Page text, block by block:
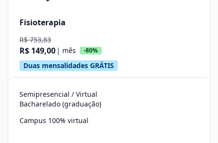
Fisioterapia
R$ 753,83
R$ 149,00 | mês -80%
Duas mensalidades GRÁTIS
Semipresencial / Virtual
Bacharelado (graduação)
Campus 100% virtual